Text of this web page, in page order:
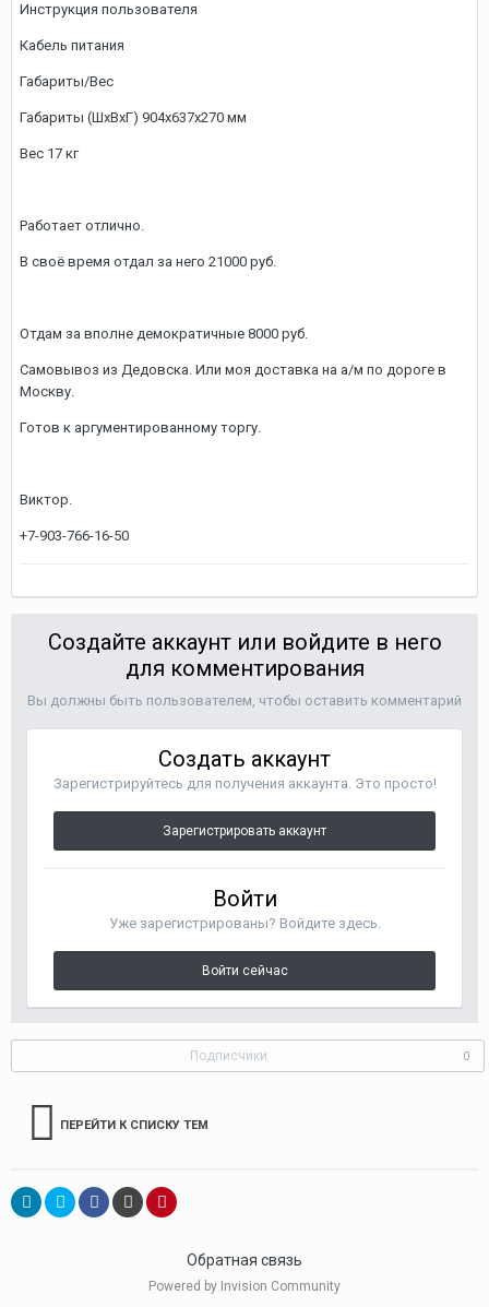
Инструкция пользователя
Кабель питания
Габариты/Вес
Габариты (ШхВхГ) 904x637x270 мм
Вес 17 кг
Работает отлично.
В своё время отдал за него 21000 руб.
Отдам за вполне демократичные 8000 руб.
Самовывоз из Дедовска. Или моя доставка на а/м по дороге в
Москву.
Готов к аргументированному торгу.
Виктор.
+7-903-766-16-50
Создайте аккаунт или войдите в него
для комментирования
Вы должны быть пользователем, чтобы оставить комментарий
Создать аккаунт
Зарегистрируйтесь для получения аккаунта. Это просто!
Зарегистрировать аккаунт
Войти
Уже зарегистрированы? Войдите здесь.
Войти сейчас
Подписчики 0
ПЕРЕЙТИ К СПИСКУ ТЕМ
Обратная связь
Powered by Invision Community